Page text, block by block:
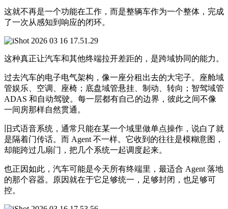
这就不再是一个功能在工作，而是整辆车作为一个整体，完成
了一次从感知到响应的闭环。
这种真正让汽车和其他终端拉开差距的，是跨域协同的能力。
过去汽车的电子电气架构，像一座分租出去的大宅子。座舱域
管娱乐、空调、座椅；底盘域管悬挂、制动、转向；智驾域管
ADAS 和自动驾驶。每一层都有自己的边界，彼此之间不像
一间房那样自然贯通。
旧式语音系统，通常只能在某一个域里做单点操作，说白了就
是隔着门传话。而 Agent 不一样。它收到的往往是模糊意图，
却能跨过几扇门，把几个系统一起调度起来。
也正因如此，汽车可能是今天所有终端里，最适合 Agent 落地
的那个容器。原因就在于它足够统一，足够封闭，也足够可
控。